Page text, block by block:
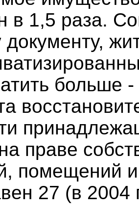
в 1,5 раза.
больше
праве
помещений
27 (в 2004